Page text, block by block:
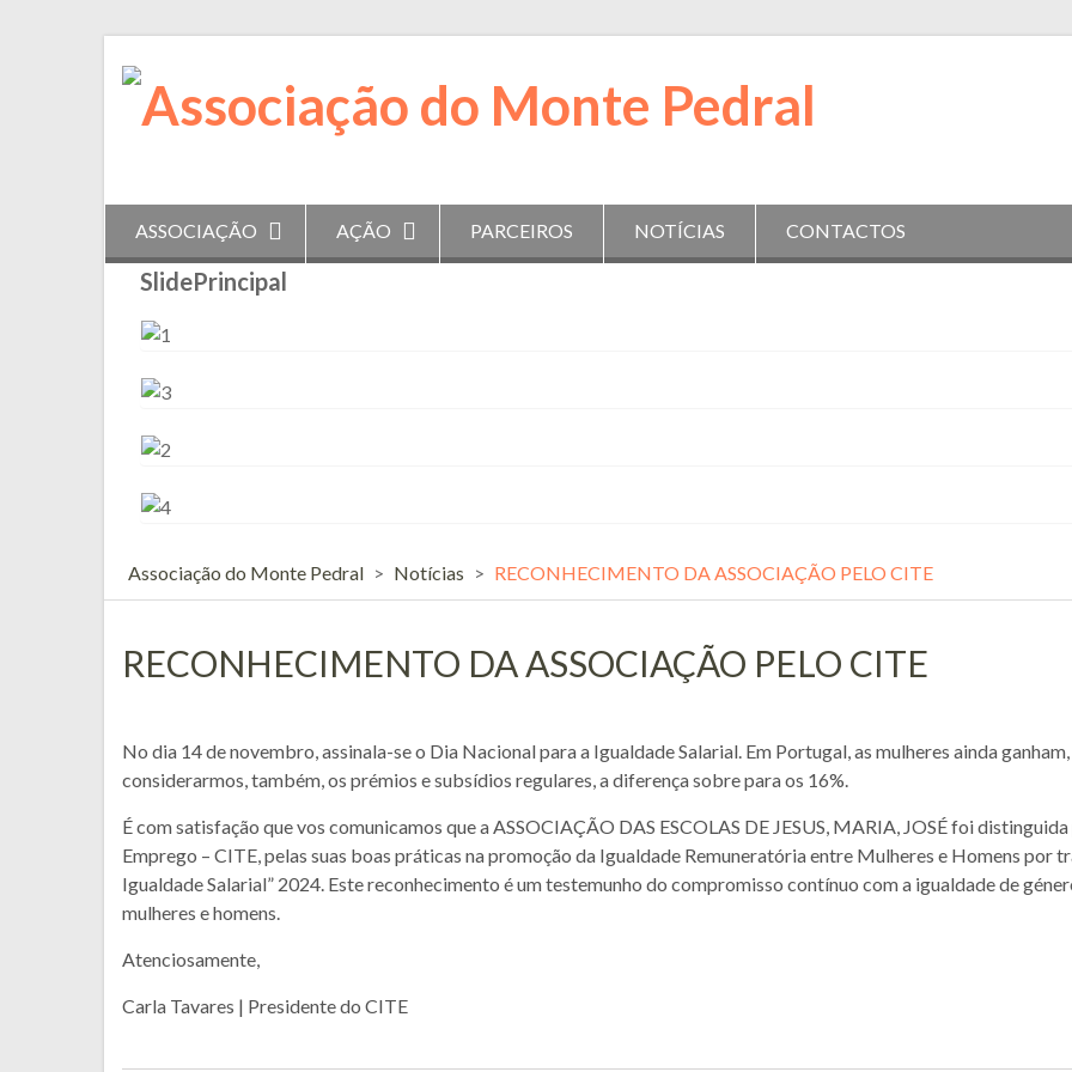
to
content
ASSOCIAÇÃO AÇÃO PARCEIROS NOTÍCIAS CONTACTOS
SlidePrincipal
Associação do Monte Pedral > Notícias > RECONHECIMENTO DA ASSOCIAÇÃO PELO CITE
RECONHECIMENTO DA ASSOCIAÇÃO PELO CITE
No dia 14 de novembro, assinala-se o Dia Nacional para a Igualdade Salarial. Em Portugal, as mulheres ainda
considerarmos, também, os prémios e subsídios regulares, a diferença sobre para os 16%.
É com satisfação que vos comunicamos que a ASSOCIAÇÃO DAS ESCOLAS DE JESUS, MARIA, JOSÉ foi
Emprego – CITE, pelas suas boas práticas na promoção da Igualdade Remuneratória entre Mulheres e Homens por
Igualdade Salarial” 2024. Este reconhecimento é um testemunho do compromisso contínuo com a igualdade de
mulheres e homens.
Atenciosamente,
Carla Tavares | Presidente do CITE